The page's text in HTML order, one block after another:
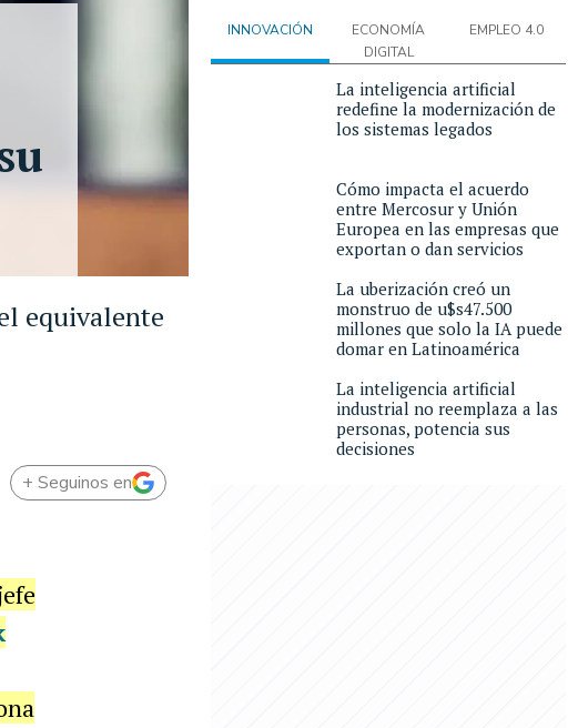
equivalente
+ Seguinos en
INNOVACIÓN
ECONOMÍA
DIGITAL
EMPLEO 4.0
La inteligencia artificial
redefine la modernización de
los sistemas legados
Cómo impacta el acuerdo
entre Mercosur y Unión
Europea en las empresas que
exportan o dan servicios
La uberización creó un
monstruo de u$s47.500
millones que solo la IA puede
domar en Latinoamérica
La inteligencia artificial
industrial no reemplaza a las
personas, potencia sus
decisiones